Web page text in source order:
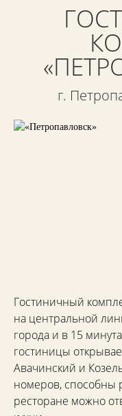
г.
Гостиничный
на центральной
города и в 15
гостиницы
Авачинский и
номеров, способны
ресторане можно